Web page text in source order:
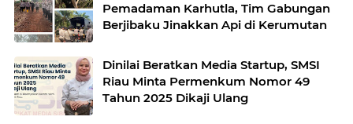
Pemadaman Karhutla, Tim Gabungan
Berjibaku Jinakkan Api di Kerumutan
Dinilai Beratkan Media Startup, SMSI
Riau Minta Permenkum Nomor 49
Tahun 2025 Dikaji Ulang